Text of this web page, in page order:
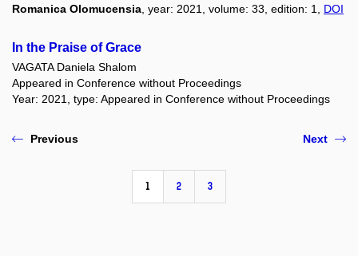
Romanica Olomucensia , year: 2021, volume: 33, edition: 1, DOI
In the Praise of Grace
VAGATA Daniela Shalom
Appeared in Conference without Proceedings
Year: 2021, type: Appeared in Conference without Proceedings
Previous
1 2 3
Next